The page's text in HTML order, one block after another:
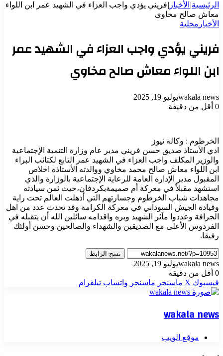
الرئيسية| الأخبار |فريني يؤدي واجب العزاء في الشهيد عمر ابن اللواء
معاش صالح مخاوي
الأخبار محلية
فريني يؤدي واجب العزاء في الشهيد عمر
ابن اللواء معاش صالح مخاوي
wakala newsيوليو 19, 2025
0 أقل من دقيقة
الخرطوم : وكالة نيوز
ادي الأستاذ صديق حسن فريني مدير عام وزارة التنمية الإجتماعية
والوزير المكلف واجب العزاء في الشهيد عمر التابع لكتائب البراء
ابن اللواء معاش صالح محمد مخاوي ووالدته الأستاذة اخلاص
المقبول مدير الإدارة العامة للرعاية الإجتماعية بالوزارة والذي
استشهد مقبلاً في معركة أم صميمةبكردفان،حيث ثمن سيادته
مجاهدات شباب الخرطوم وجسارتهم التي أذهلت العالم تحت راية
وقيادة الجيش السوداني في معركة الكرامة وقد تحدث عدد من اهل
الجرافة وعددوا مآثر الشهيد وبره واقدامه سائلين الله أن يتقبله في
الفردوس الأعلى مع الصديقين والشهداء والصالحين وحسن أولئك
رفيقا.
نسخ الرابط
wakala newsيوليو 19, 2025
0 أقل من دقيقة
فيسبوك ‫X ماسنجر ماسنجر واتساب تيلقرام
wakala news
موقع الويب